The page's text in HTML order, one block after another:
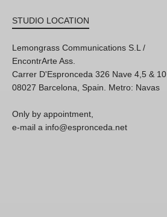
STUDIO LOCATION
Lemongrass Communications S.L /
EncontrArte Ass.
Carrer D'Espronceda 326 Nave 4,5 & 10
08027 Barcelona, Spain. Metro: Navas
Only by appointment,
e-mail a info@espronceda.net